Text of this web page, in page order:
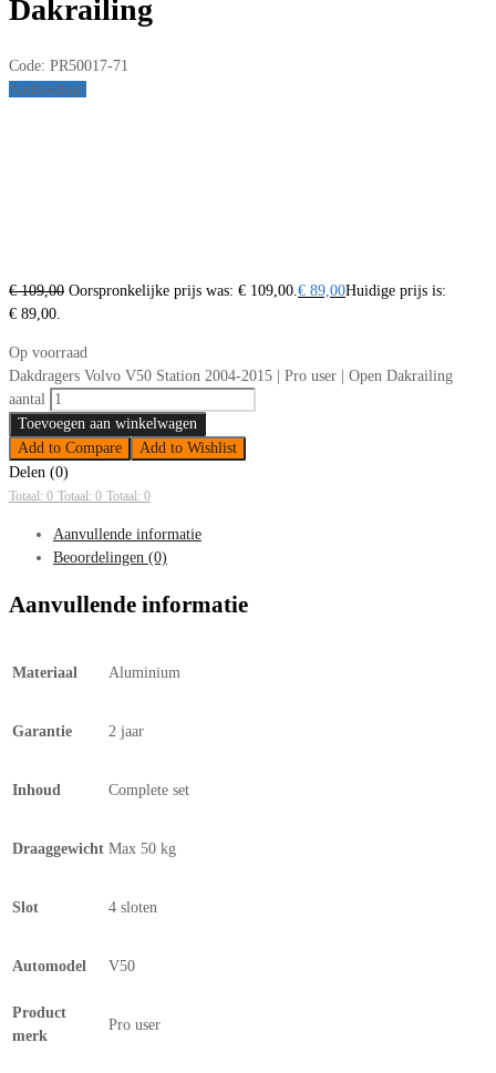
Dakrailing
Code: PR50017-71
Aanbieding!
€109,00 Oorspronkelijke prijs was: € 109,00. € 89,00Huidige prijs is:
€ 89,00.
Op voorraad
Dakdragers Volvo V50 Station 2004-2015 | Pro user | Open Dakrailing
aantal
Toevoegen aan winkelwagen
Add to Compare
Add to Wishlist
Delen (0)
Totaal: 0 Totaal: 0 Totaal: 0
Aanvullende informatie
Beoordelingen (0)
Aanvullende informatie
Materiaal Aluminium
Garantie 2 jaar
Inhoud Complete set
Draaggewicht Max 50 kg
Slot 4 sloten
Automodel V50
Product
merk
Pro user